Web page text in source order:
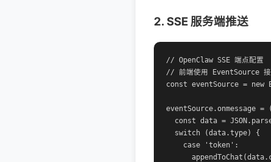
2. SSE 服务端推送
// OpenClaw SSE 端点配置
// 前端使用 EventSource
const eventSource =
eventSource.onmessage
const data =
  switch (data.type) {
    case 'token':